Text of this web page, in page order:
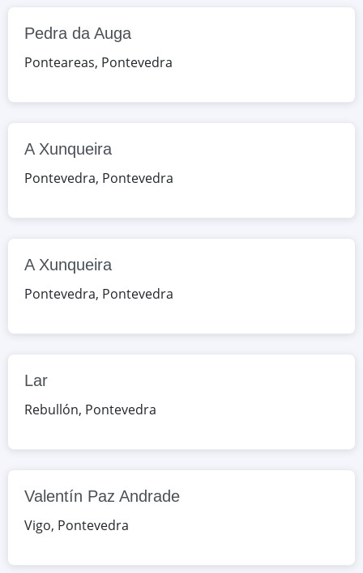
Google Maps
A Xunqueira
Google Maps
Lar
AV/Rebullón 21, Rebullón,
Google Maps
Valentín Paz Andrade
EDA/Vella de Madrid 160, Vigo,
Google Maps
EDA/Vella de Madrid 160, Vigo,
Google Maps
Pedra da Auga
Ponteareas, Pontevedra
A Xunqueira
Pontevedra, Pontevedra
A Xunqueira
Pontevedra, Pontevedra
Lar
Rebullón, Pontevedra
Valentín Paz Andrade
Vigo, Pontevedra